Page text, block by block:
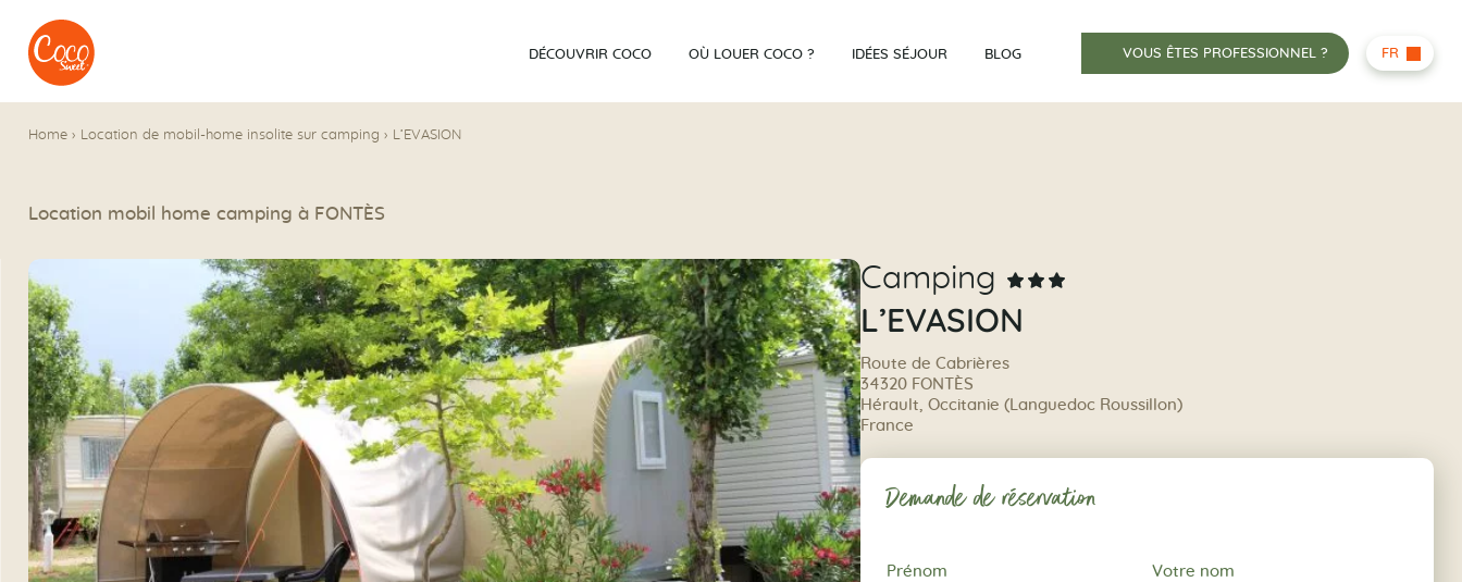
Aller au menu
Aller au contenu
DÉCOUVRIR COCO OÙ LOUER COCO ? IDÉES SÉJOUR BLOG VOUS ÊTES PROFESSIONNEL ? FR
Home › Location de mobil-home insolite sur camping › L’EVASION
Location mobil home camping à FONTÈS
Camping
L’EVASION
Route de Cabrières
34320 FONTÈS
Hérault, Occitanie (Languedoc Roussillon)
France
Demande de réservation
Demande
Prénom Votre nom